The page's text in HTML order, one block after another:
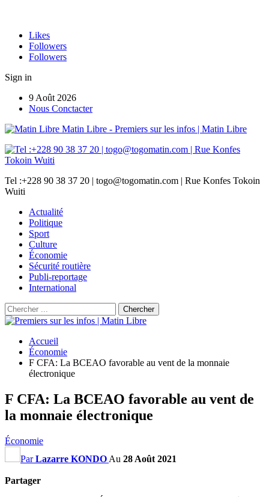
Likes
Followers
Followers
Sign in
9 Août 2026
Nous Conctacter
Matin Libre - Premiers sur les infos | Matin Libre
Tel :+228 90 38 37 20 | togo@togomatin.com | Rue Konfes Tokoin
Wuiti
Actualité
Politique
Sport
Culture
Économie
Sécurité routière
Publi-reportage
International
Accueil
Économie
F CFA: La BCEAO favorable au vent de la monnaie
électronique
F CFA: La BCEAO favorable au vent de
la monnaie électronique
Économie
ParLazarre KONDO Au 28 Août 2021
Partager